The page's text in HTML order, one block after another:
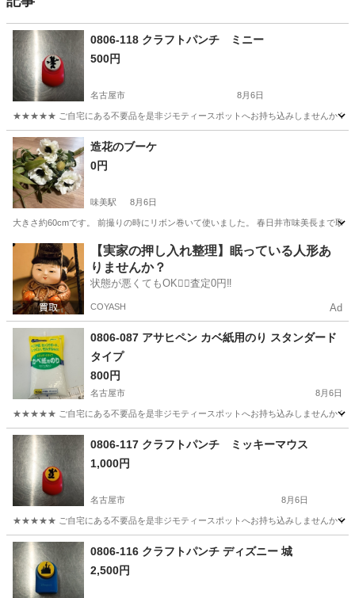
0806-118 クラフトパンチ ミニー
500円
名古屋市 8月6日
★★★★★ ご自宅にある不要品を是非ジモティースポットへお持ち込みしませんか？
愛知 名古屋市 調理器具
造花のブーケ
0円
味美駅 8月6日
大きさ約60cmです。 前撮りの時にリボン巻いて使いました。 春日井市味美長まで取
愛知 春日井市 味美駅 その他
【実家の押し入れ整理】眠っている人形あ
りませんか？
状態が悪くてもOK🙆‍♀️査定0円‼️
COYASH Ad
0806-087 アサヒペン カベ紙用のり スタンダード
タイプ
800円
名古屋市 8月6日
★★★★★ ご自宅にある不要品を是非ジモティースポットへお持ち込みしませんか？
愛知 名古屋市 アサヒペン
0806-117 クラフトパンチ ミッキーマウス
1,000円
名古屋市 8月6日
★★★★★ ご自宅にある不要品を是非ジモティースポットへお持ち込みしませんか？
愛知 名古屋市 クラフトパンチ
0806-116 クラフトパンチ ディズニー 城
2,500円